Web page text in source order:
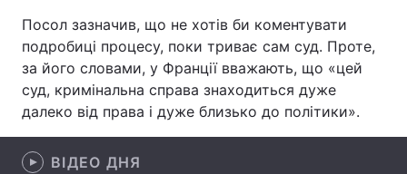
Техно і зв'язок Лайт
Зброя Інциденти
Здоров'я Туризм
Цікавинки Погода
Посол зазначив, що не хотів би коментувати
подробиці процесу, поки триває сам суд. Проте,
за його словами, у Франції вважають, що «цей
суд, кримінальна справа знаходиться дуже
далеко від права і дуже близько до політики».
ВІДЕО ДНЯ